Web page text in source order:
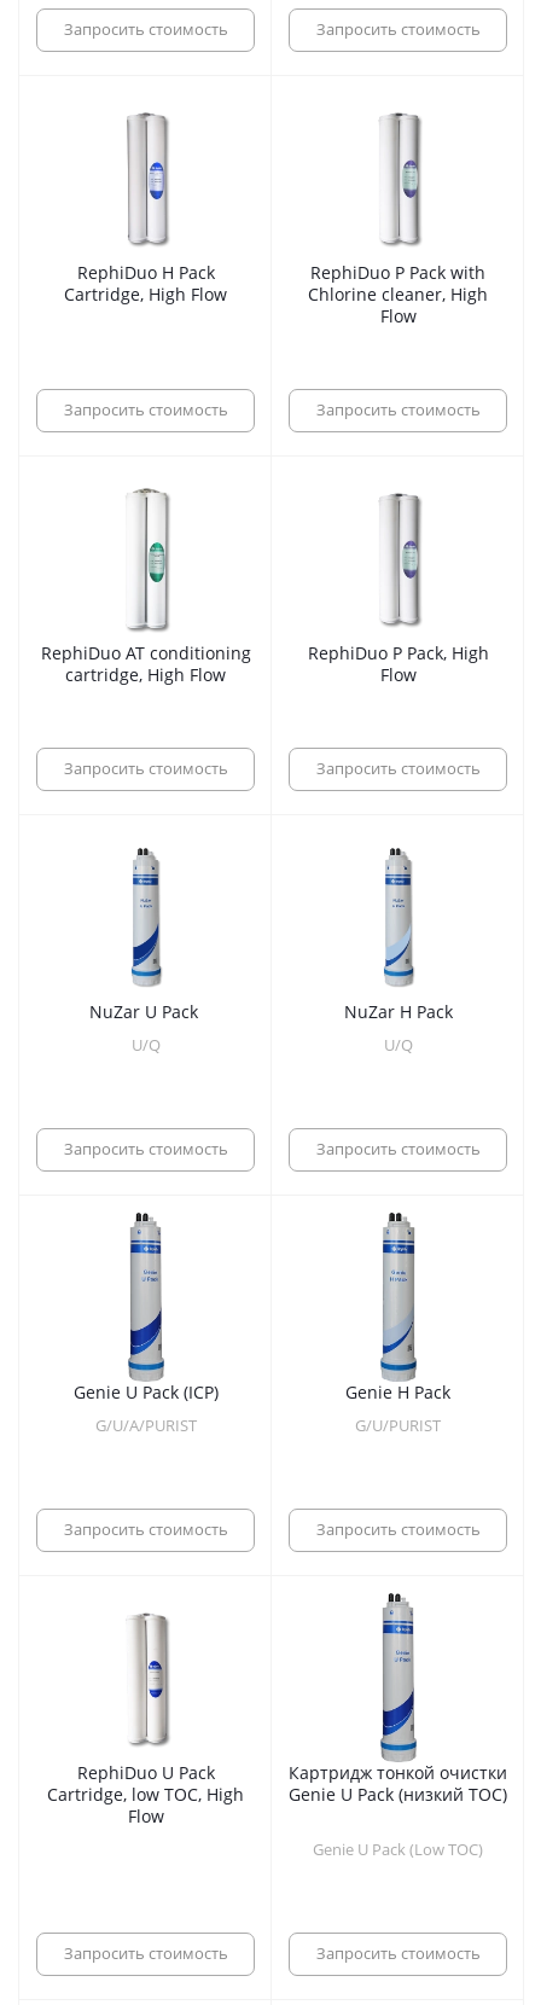
Запросить стоимость Запросить стоимость
RephiDuo H Pack
Cartridge, High Flow
Запросить стоимость
RephiDuo P Pack with
Chlorine cleaner, High
Flow
Запросить стоимость
RephiDuo AT conditioning
cartridge, High Flow
Запросить стоимость
RephiDuo P Pack, High
Flow
Запросить стоимость
NuZar U Pack
U/Q
Запросить стоимость
NuZar H Pack
U/Q
Запросить стоимость
Genie U Pack (ICP)
G/U/A/PURIST
Запросить стоимость
Genie H Pack
G/U/PURIST
Запросить стоимость
RephiDuo U Pack
Cartridge, low TOC, High
Flow
Запросить стоимость
Картридж тонкой очистки
Genie U Pack (низкий TOC)
Genie U Pack (Low TOC)
Запросить стоимость